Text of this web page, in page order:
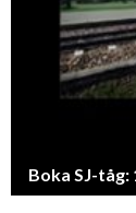
Boka SJ-